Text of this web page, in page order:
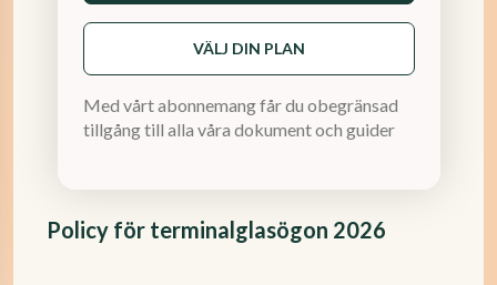
Policy för terminalglasögon 2026
VÄLJ DIN PLAN
Med vårt abonnemang får du obegränsad
tillgång till alla våra dokument och guider